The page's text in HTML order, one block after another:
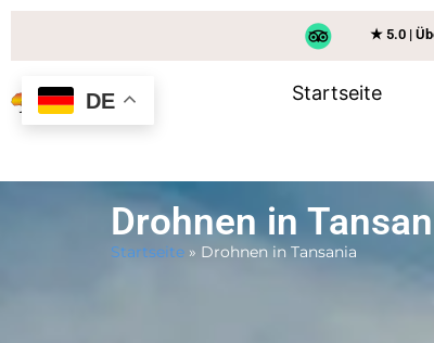
★ 5.0 |
Startseite
Drohnen in
Startseite » Drohnen in Tansania
DE